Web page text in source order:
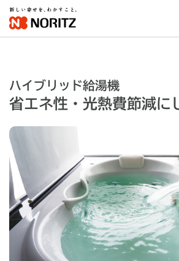
ハイブリッド給湯機
省エネ性・光熱費節減に